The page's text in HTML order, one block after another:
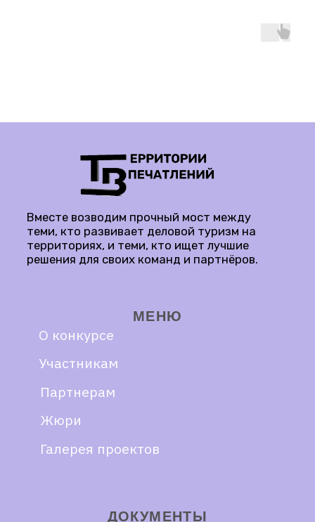
© Все права защищены, 2026 год
КАНАЛ КОНКУРСА
k.anuchin79@yandex.ru
КОНТАКТЫ
конкурса для оплаты
РЕГИСТРАЦИЯ